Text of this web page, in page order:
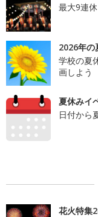
最大9連
2026年の
学校の夏
画しよう
夏休みイ
日付から
花火特集